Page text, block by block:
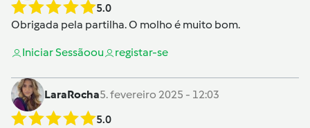
5.0
Obrigada pela partilha. O molho é muito bom.
Iniciar Sessãoou registar-se
LaraRocha5. fevereiro 2025 - 12:03
5.0